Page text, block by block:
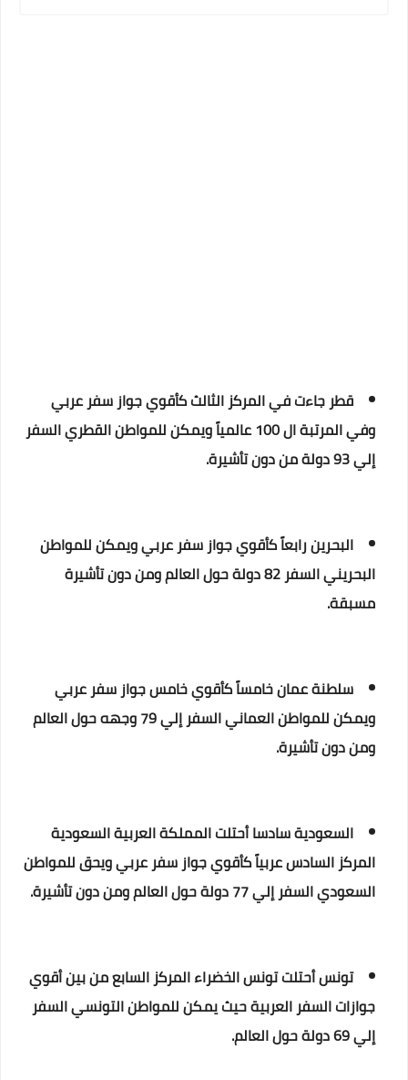
قطر جاءت في المركز الثالث كأقوي جواز سفر عربي
وفي المرتبة ال 100 عالمياً ويمكن للمواطن القطري السفر
إلي 93 دولة من دون تأشيرة.
البحرين رابعاً كأقوي جواز سفر عربي ويمكن للمواطن
البحريني السفر 82 دولة حول العالم ومن دون تأشيرة
مسبقة.
سلطنة عمان خامساً كأقوي خامس جواز سفر عربي
ويمكن للمواطن العماني السفر إلي 79 وجهه حول العالم
ومن دون تأشيرة.
السعودية سادسا أحتلت المملكة العربية السعودية
المركز السادس عربياً كأقوي جواز سفر عربي ويحق للمواطن
السعودي السفر إلي 77 دولة حول العالم ومن دون تأشيرة.
تونس أحتلت تونس الخضراء المركز السابع من بين أقوي
جوازات السفر العربية حيث يمكن للمواطن التونسي السفر
إلي 69 دولة حول العالم.